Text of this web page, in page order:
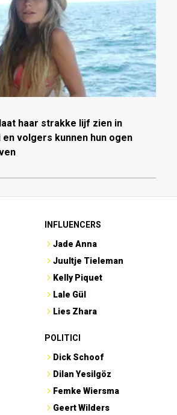
haar strakke lijf zien in
en volgers kunnen hun ogen
INFLUENCERS
Jade Anna
Juultje Tieleman
Kelly Piquet
Lale Gül
Lies Zhara
POLITICI
Dick Schoof
Dilan Yesilgöz
Femke Wiersma
Geert Wilders